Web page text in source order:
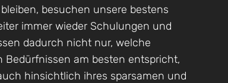
besuchen unsere bestens
immer wieder Schulungen und
dadurch nicht nur, welche
Bedürfnissen am besten entspricht,
hinsichtlich ihres sparsamen und